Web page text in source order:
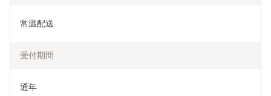
常温配送
受付期間
通年